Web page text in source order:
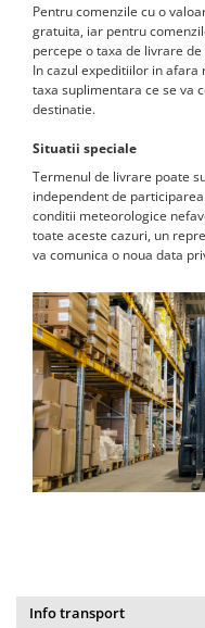
Pentru comenzile cu o
gratuita, iar pentru
percepe o taxa de livrare de
In cazul expeditiilor in
taxa suplimentara ce se va
destinatie.
Situatii speciale
Termenul de livrare poate
independent de
conditii meteorologice
toate aceste cazuri, un
va comunica o noua data
Info transport